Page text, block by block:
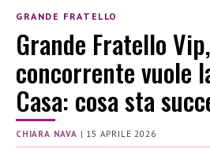
GRANDE FRATELLO
Grande Fratello
concorrente vuole
Casa: cosa sta
CHIARA NAVA | 15 APRILE 2026